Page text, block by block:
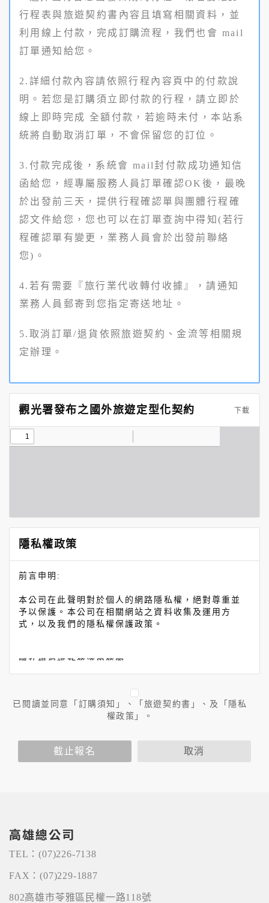
行程表與旅遊契約書內容且填寫相關資料，並
利用線上付款，完成訂購流程，我們也會 mail
訂單通知給您。
2.詳細付款內容請依照行程內容頁中的付款說
明。若您是訂購須立即付款的行程，請立即於
線上即時完成 全額付款，若逾時未付，本站系
統將自動取消訂單，不會保留您的訂位。
3.付款完成後，系統會 mail封付款成功通知信
函給您，經專屬服務人員訂單確認OK後，最晚
於出發前三天，提供行程確認單與團體行程確
認文件給您，您也可以在訂單查詢中得知(若行
程確認單有變更，業務人員會於出發前聯絡
您)。
4.若有需要『旅行業代收轉付收據』，請通知
業務人員郵寄到您指定寄送地址。
5.取消訂單/退貨依照旅遊契約、金流等相關規
定辦理。
觀光署發布之國外旅遊定型化契約 下載
隱私權政策
前言申明:
本公司在此聲明對於個人的網路隱私權，絕對尊重並
予以保護。本公司在相關網站之資料收集及運用方
式，以及我們的隱私權保護政策。
隱私權保護政策適用範圍:
用網站服務時收集到的身份識別資料，也包括本公司
如何處理在商業合作與本公司合作時分享的任何身份
識別資料。隱私權保護政策不適用於本公司以外的公
過本公司旗下網站上的廣告廠商連結，這些置放連結
資料的行為，在非經加密的保護下，亦不適用於本公
司隱私權保護政策。
資料的蒐集與使用方式:
已閱讀並同意「訂購須知」、「旅遊契約書」、及「隱私
權政策」。
截止報名 取消
高雄總公司
TEL：(07)226-7138
FAX：(07)229-1887
802高雄市苓雅區民權一路118號